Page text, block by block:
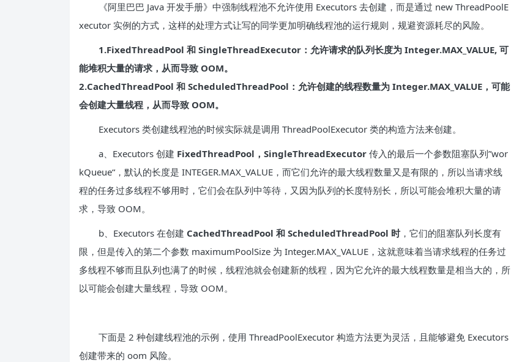
《阿里巴巴 Java 开发手册》中强制线程池不允许使用 Executors 去创建，而是通过 new ThreadPoolE
xecutor 实例的方式，这样的处理方式让写的同学更加明确线程池的运行规则，规避资源耗尽的风险。
1.FixedThreadPool 和 SingleThreadExecutor：允许请求的队列长度为 Integer.MAX_VALUE, 可
能堆积大量的请求，从而导致 OOM。
2.CachedThreadPool 和 ScheduledThreadPool：允许创建的线程数量为 Integer.MAX_VALUE，可能
会创建大量线程，从而导致 OOM。
Executors 类创建线程池的时候实际就是调用 ThreadPoolExecutor 类的构造方法来创建。
a、Executors 创建 FixedThreadPool，SingleThreadExecutor 传入的最后一个参数阻塞队列”wor
kQueue“，默认的长度是 INTEGER.MAX_VALUE，而它们允许的最大线程数量又是有限的，所以当请求线
程的任务过多线程不够用时，它们会在队列中等待，又因为队列的长度特别长，所以可能会堆积大量的请
求，导致 OOM。
b、Executors 在创建 CachedThreadPool 和 ScheduledThreadPool 时，它们的阻塞队列长度有
限，但是传入的第二个参数 maximumPoolSize 为 Integer.MAX_VALUE，这就意味着当请求线程的任务过
多线程不够而且队列也满了的时候，线程池就会创建新的线程，因为它允许的最大线程数量是相当大的，所
以可能会创建大量线程，导致 OOM。
下面是 2 种创建线程池的示例，使用 ThreadPoolExecutor 构造方法更为灵活，且能够避免 Executors
创建带来的 oom 风险。